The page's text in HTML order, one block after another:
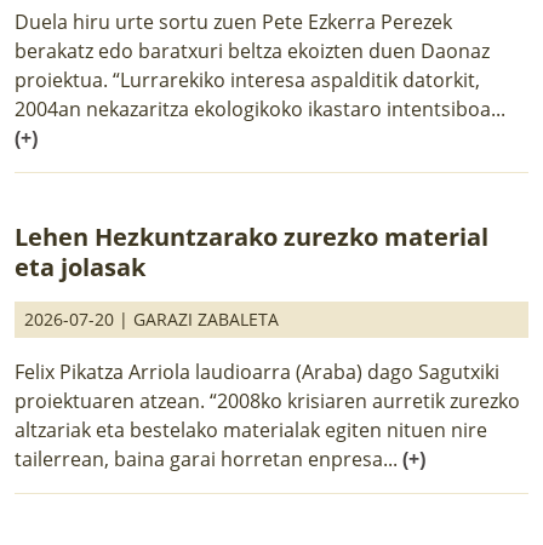
Duela hiru urte sortu zuen Pete Ezkerra Perezek
berakatz edo baratxuri beltza ekoizten duen Daonaz
proiektua. “Lurrarekiko interesa aspalditik datorkit,
2004an nekazaritza ekologikoko ikastaro intentsiboa...
(+)
Lehen Hezkuntzarako zurezko material
eta jolasak
2026-07-20 | GARAZI ZABALETA
Felix Pikatza Arriola laudioarra (Araba) dago Sagutxiki
proiektuaren atzean. “2008ko krisiaren aurretik zurezko
altzariak eta bestelako materialak egiten nituen nire
tailerrean, baina garai horretan enpresa... (+)